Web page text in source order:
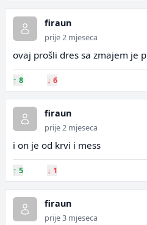
firaun
prije 2 mjeseca
ovaj prošli dres sa zmajem je
↑ 8 ↓ 6
firaun
prije 2 mjeseca
i on je od krvi i mess
↑ 5 ↓ 1
firaun
prije 3 mjeseca